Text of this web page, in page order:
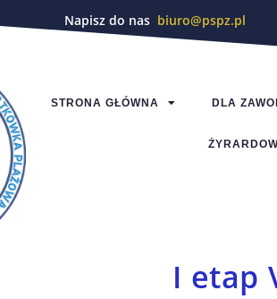
Napisz do nas biuro@pspz.pl
STRONA GŁÓWNA DLA
I etap